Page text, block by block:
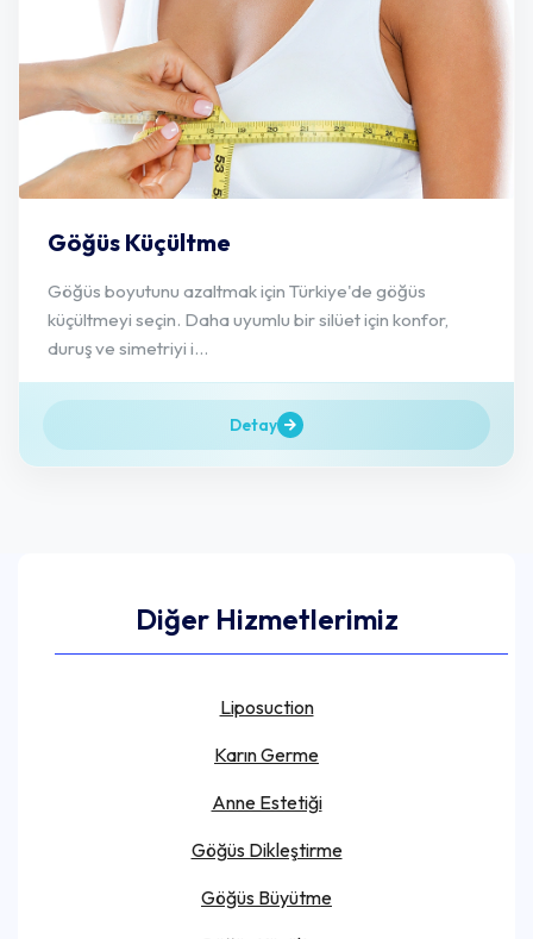
Göğüs Küçültme
Göğüs boyutunu azaltmak için Türkiye'de göğüs
küçültmeyi seçin. Daha uyumlu bir silüet için konfor,
duruş ve simetriyi i...
Detay
Diğer Hizmetlerimiz
Liposuction
Karın Germe
Anne Estetiği
Göğüs Dikleştirme
Göğüs Büyütme